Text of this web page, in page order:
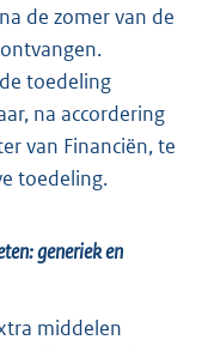
de zomer van de
toedeling
na accordering
van Financiën, te
toedeling.
generiek en
middelen